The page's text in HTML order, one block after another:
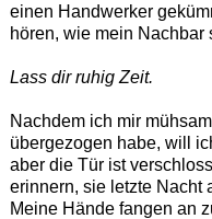
einen Handwerker
hören, wie mein Nachbar
Lass dir ruhig Zeit.
Nachdem ich mir
übergezogen habe, will
aber die Tür ist
erinnern, sie letzte Nacht
Meine Hände fangen an